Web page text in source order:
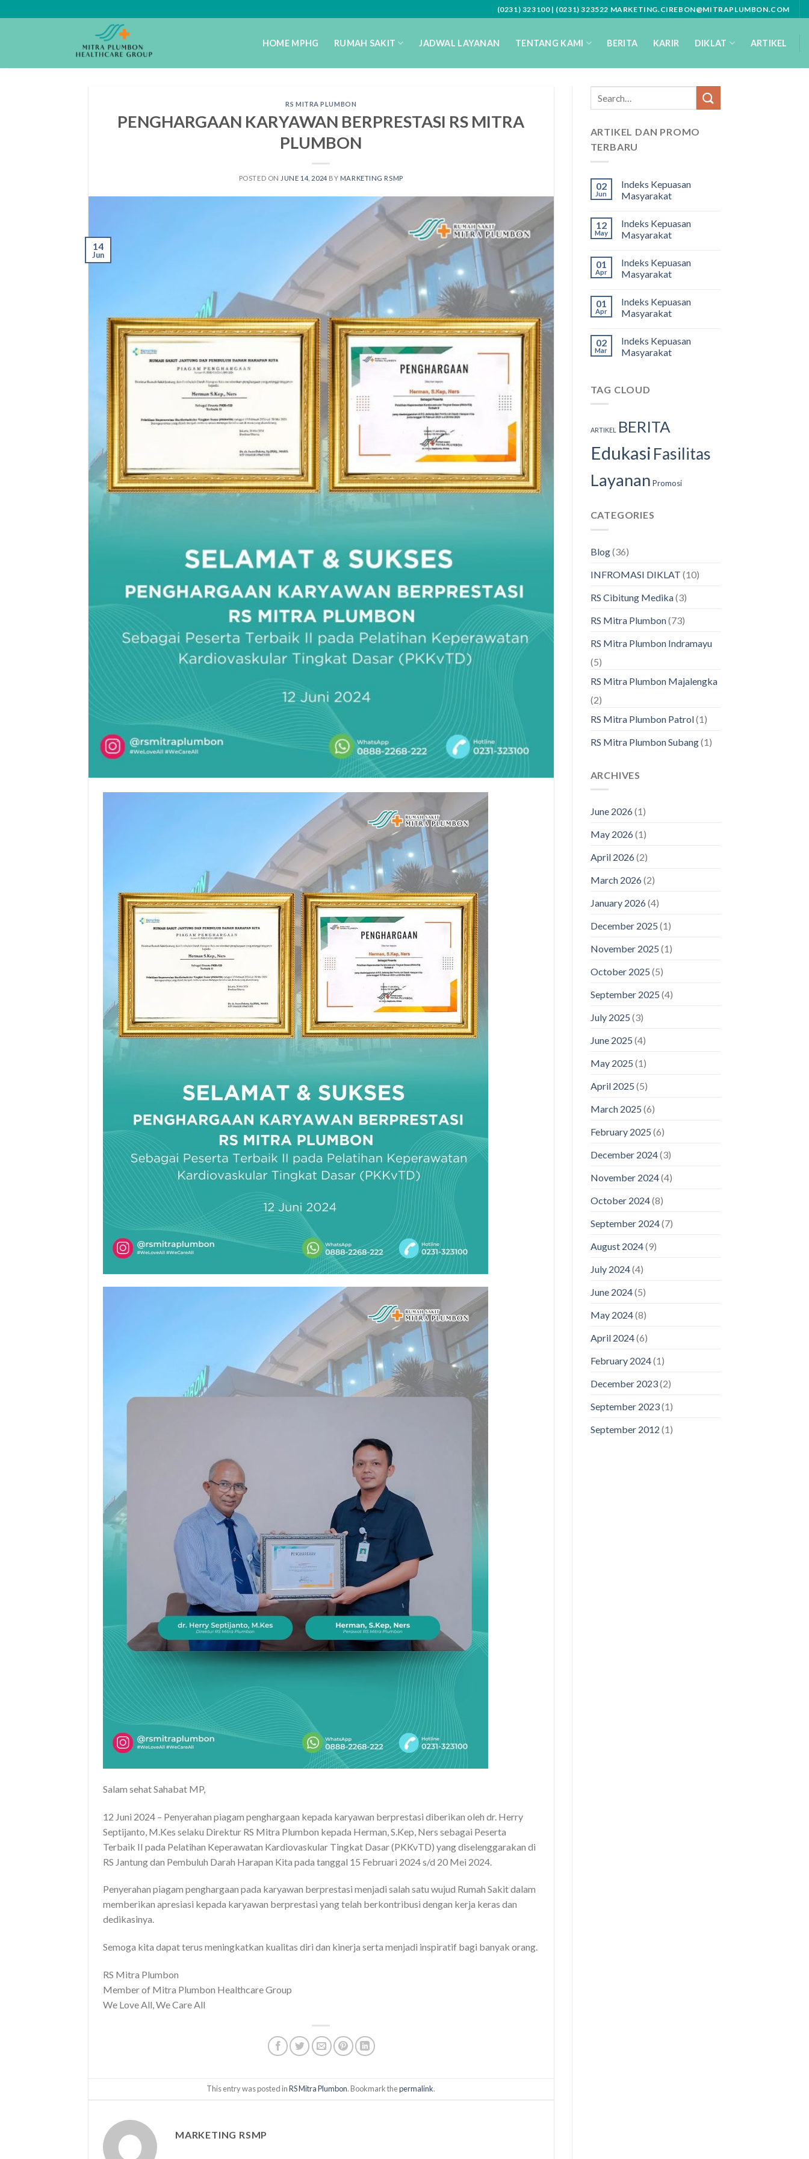
to
(0231) 323100 | (0231) 323522 MARKETING.CIREBON@MITRAPLUMBON.COM
HOME MPHG RUMAH SAKIT JADWAL LAYANAN TENTANG KAMI BERITA KARIR DIKLAT ARTIKEL
RS MITRA PLUMBON
PENGHARGAAN KARYAWAN BERPRESTASI RS MITRA
PLUMBON
POSTED ON JUNE 14, 2024 BY MARKETING RSMP
14
Jun
Salam sehat Sahabat MP,
12 Juni 2024 – Penyerahan piagam penghargaan kepada karyawan berprestasi diberikan oleh dr. Herry
Septijanto, M.Kes selaku Direktur RS Mitra Plumbon kepada Herman, S.Kep, Ners sebagai Peserta
Terbaik II pada Pelatihan Keperawatan Kardiovaskular Tingkat Dasar (PKKvTD) yang diselenggarakan di
RS Jantung dan Pembuluh Darah Harapan Kita pada tanggal 15 Februari 2024 s/d 20 Mei 2024.
Penyerahan piagam penghargaan pada karyawan berprestasi menjadi salah satu wujud Rumah Sakit dalam
memberikan apresiasi kepada karyawan berprestasi yang telah berkontribusi dengan kerja keras dan
dedikasinya.
Semoga kita dapat terus meningkatkan kualitas diri dan kinerja serta menjadi inspiratif bagi banyak orang.
RS Mitra Plumbon
Member of Mitra Plumbon Healthcare Group
We Love All, We Care All
This entry was posted inRS Mitra Plumbon. Bookmark thepermalink.
MARKETING RSMP
ARTIKEL DAN PROMO
TERBARU
02
Jun
Indeks Kepuasan
Masyarakat
12
May
Indeks Kepuasan
Masyarakat
01
Apr
Indeks Kepuasan
Masyarakat
01
Apr
Indeks Kepuasan
Masyarakat
02
Mar
Indeks Kepuasan
Masyarakat
TAG CLOUD
ARTIKEL BERITA
Edukasi Fasilitas
Layanan Promosi
CATEGORIES
Blog(36)
INFROMASI DIKLAT (10)
RS Cibitung Medika(3)
RS Mitra Plumbon(73)
RS Mitra Plumbon Indramayu
(5)
RS Mitra Plumbon Majalengka
(2)
RS Mitra Plumbon Patrol(1)
RS Mitra Plumbon Subang(1)
ARCHIVES
June 2026(1)
May 2026(1)
April 2026(2)
March 2026(2)
January 2026(4)
December 2025 (1)
November 2025 (1)
October 2025 (5)
September 2025 (4)
July 2025 (3)
June 2025 (4)
May 2025 (1)
April 2025 (5)
March 2025 (6)
February 2025 (6)
December 2024(3)
November 2024(4)
October 2024(8)
September 2024(7)
August 2024(9)
July 2024(4)
June 2024(5)
May 2024(8)
April 2024(6)
February 2024(1)
December 2023(2)
September 2023(1)
September 2012 (1)